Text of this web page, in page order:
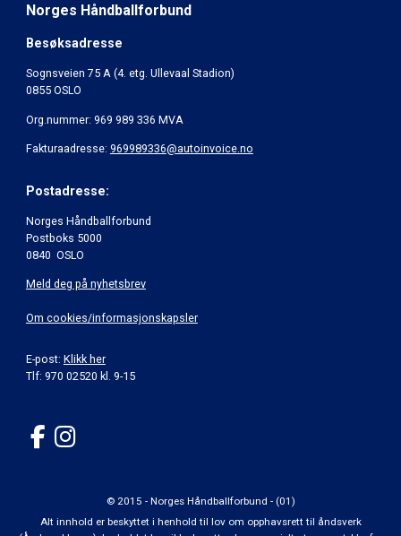
Norges Håndballforbund
Besøksadresse
Sognsveien 75 A (4. etg. Ullevaal Stadion)
0855 OSLO
Org.nummer: 969 989 336 MVA
Fakturaadresse: 969989336@autoinvoice.no
Postadresse:
Norges Håndballforbund
Postboks 5000
0840 OSLO
Meld deg på nyhetsbrev
Om cookies/informasjonskapsler
E-post: Klikk her
Tlf: 970 02520 kl. 9-15
© 2015 - Norges Håndballforbund - (01)
Alt innhold er beskyttet i henhold til lov om opphavsrett til åndsverk